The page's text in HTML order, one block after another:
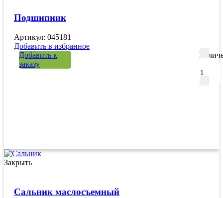
Подшипник
Артикул: 045181
Добавить в избранное
Добавить к
заказу
Закрыть
Сальник маслосъемный